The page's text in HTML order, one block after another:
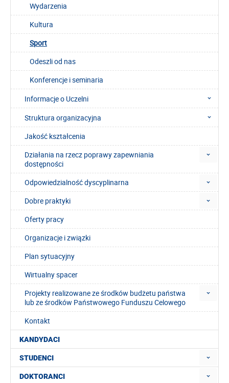
Wydarzenia
Kultura
Sport
Odeszli od nas
Konferencje i seminaria
Informacje o Uczelni
Struktura organizacyjna
Jakość kształcenia
Działania na rzecz poprawy zapewniania
dostępności
Odpowiedzialność dyscyplinarna
Dobre praktyki
Oferty pracy
Organizacje i związki
Plan sytuacyjny
Wirtualny spacer
Projekty realizowane ze środków budżetu państwa
lub ze środków Państwowego Funduszu Celowego
Kontakt
KANDYDACI
STUDENCI
DOKTORANCI